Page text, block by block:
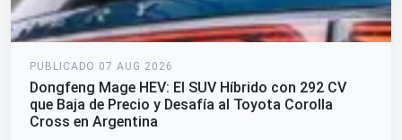
PUBLICADO 07 AUG 2026
Dongfeng Mage HEV: El SUV Híbrido con 292 CV
que Baja de Precio y Desafía al Toyota Corolla
Cross en Argentina